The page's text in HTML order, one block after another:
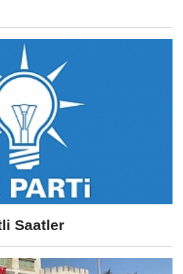
Saatler